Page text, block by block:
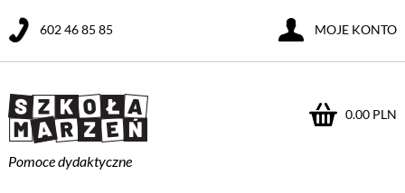
Pomoce dydaktyczne
0.00 PLN
602 46 85 85 MOJE KONTO